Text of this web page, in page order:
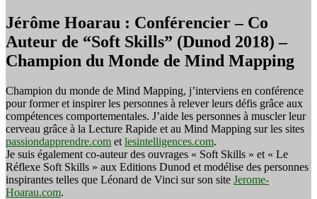
Jérôme Hoarau : Conférencier – Co
Auteur de “Soft Skills” (Dunod 2018) –
Champion du Monde de Mind Mapping
Champion du monde de Mind Mapping, j’interviens en conférence
pour former et inspirer les personnes à relever leurs défis grâce aux
compétences comportementales. J’aide les personnes à muscler leur
cerveau grâce à la Lecture Rapide et au Mind Mapping sur les sites
passiondapprendre.com et lesintelligences.com.
Je suis également co-auteur des ouvrages « Soft Skills » et « Le
Réflexe Soft Skills » aux Editions Dunod et modélise des personnes
inspirantes telles que Léonard de Vinci sur son site Jerome-
Hoarau.com.